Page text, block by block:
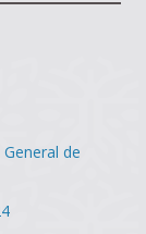
de